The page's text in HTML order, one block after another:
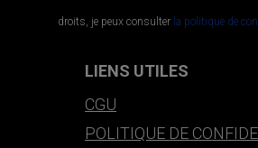
droits, je peux consulter la politique de
LIENS UTILES
CGU
POLITIQUE DE